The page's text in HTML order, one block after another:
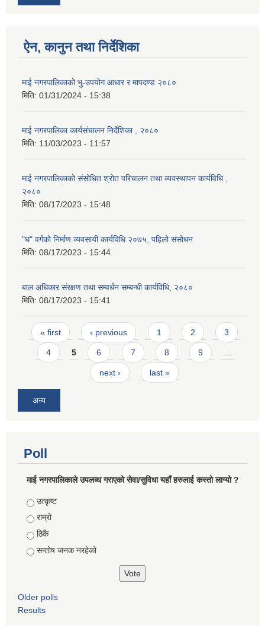
ऐन, कानुन तथा निर्देशिका
माई नगरपालिकाको भु-उपयोग आधार र मापदण्ड २०८०
मिति: 01/31/2024 - 15:38
माई नगरपालिका कार्यसंचालन निर्देशिका , २०८०
मिति: 11/03/2023 - 11:57
माई नगरपालिकाको संसोधित श्रोत परिचालन तथा व्यवस्थापन कार्यविधि ,
२०८०
मिति: 08/17/2023 - 15:48
"घ" वर्गको निर्माण व्यवसायी कार्यविधि २०७५, पहिलो संसोधन
मिति: 08/17/2023 - 15:44
बाल अधिकार संरक्षण तथा सम्वर्धन सम्बन्धी कार्यविधि, २०८०
मिति: 08/17/2023 - 15:41
Pages
« first ‹ previous 1 2 3
4 5 6 7 8 9 …
next › last »
अन्य
Poll
माई नगरपालिकाले उपलब्ध गराएको सेवा/सुविधा यहाँ हरुलाई कस्तो लाग्यो ?
Choices
उत्कृष्ट
राम्रो
ठिकै
सन्तोष जनक नरहेको
Older polls
Results